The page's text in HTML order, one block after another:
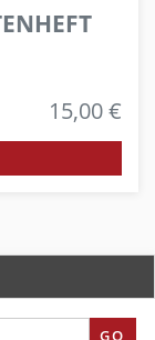
15,00 €
GO